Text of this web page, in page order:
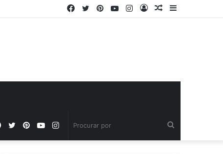
Barra
Artigo
Entrar
Instagram
YouTube
Pinterest
Twitter
Facebook
Instagram
YouTube
Pinterest
Twitter
Facebook